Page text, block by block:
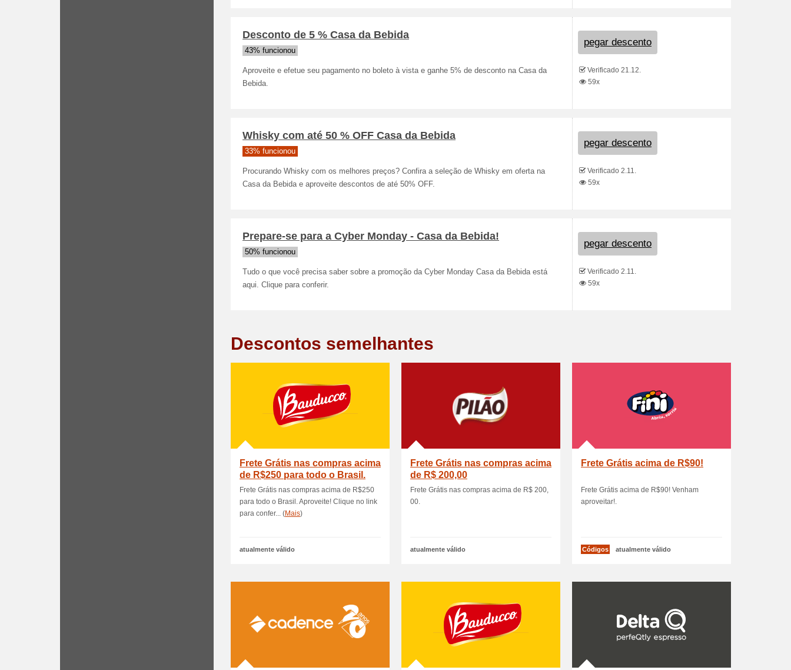
Desconto de 5 % Casa da Bebida
43% funcionou
Aproveite e efetue seu pagamento no boleto à vista e ganhe 5% de desconto na Casa da
Bebida.
pegar descento
Verificado 21.12.
59x
Whisky com até 50 % OFF Casa da Bebida
33% funcionou
Procurando Whisky com os melhores preços? Confira a seleção de Whisky em oferta na
Casa da Bebida e aproveite descontos de até 50% OFF.
pegar descento
Verificado 2.11.
59x
Prepare-se para a Cyber Monday - Casa da Bebida!
50% funcionou
Tudo o que você precisa saber sobre a promoção da Cyber ​​Monday Casa da Bebida está
aqui. Clique para conferir.
pegar descento
Verificado 2.11.
59x
Descontos semelhantes
Frete Grátis nas compras acima
de R$250 para todo o Brasil.
Frete Grátis nas compras acima de R$250
para todo o Brasil. Aproveite! Clique no link
para confer... (Mais)
atualmente válido
Frete Grátis nas compras acima
de R$ 200,00
Frete Grátis nas compras acima de R$ 200,
00.
atualmente válido
Frete Grátis acima de R$90!
Frete Grátis acima de R$90! Venham
aproveitar!.
Códigos atualmente válido